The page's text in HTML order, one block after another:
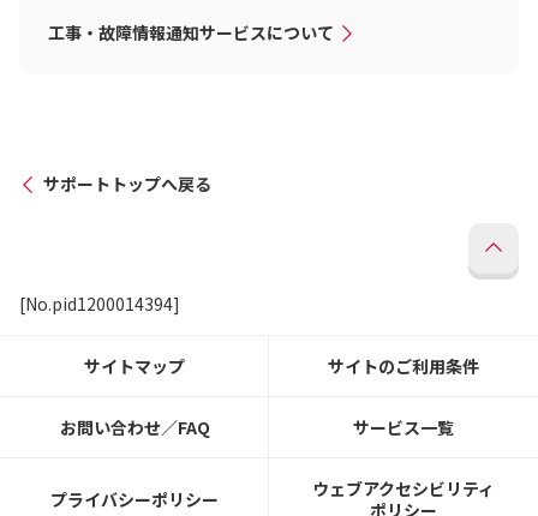
工事・故障情報通知サービスについて
サポートトップへ戻る
[No.pid1200014394]
サイトマップ サイトのご利用条件
お問い合わせ／FAQ サービス一覧
プライバシーポリシー
ウェブアクセシビリティ
ポリシー